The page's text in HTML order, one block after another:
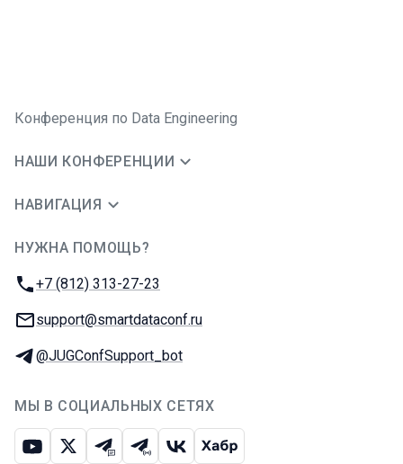
Конференция по Data Engineering
НАШИ КОНФЕРЕНЦИИ
НАВИГАЦИЯ
НУЖНА ПОМОЩЬ?
Телефон:
+7 (812) 313-27-23
E-mail:
support@smartdataconf.ru
Телеграм:
@JUGConfSupport_bot
МЫ В СОЦИАЛЬНЫХ СЕТЯХ
ЮтубИкс Телеграм-чат
Телеграм-канал
ВКонтакте
Хабр